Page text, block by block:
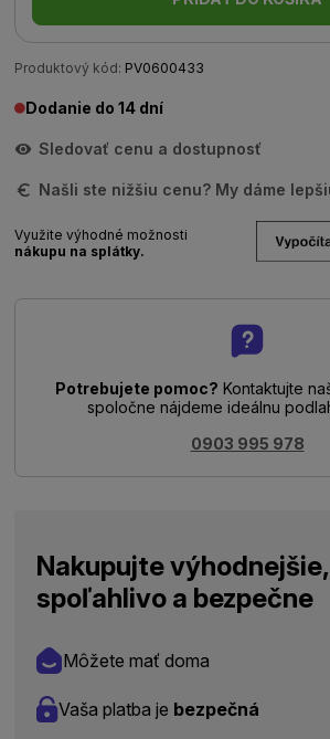
Produktový kód: PV0600433
Dodanie do 14 dní
Sledovať cenu a dostupnosť
Našli ste nižšiu cenu? My dáme
Využite výhodné možnosti
nákupu na splátky.
Potrebujete pomoc? Kontaktujte
spoločne nájdeme ideálnu
0903 995 978
Nakupujte výhodnejšie,
spoľahlivo a bezpečne
Môžete mať doma
Vaša platba je bezpečná